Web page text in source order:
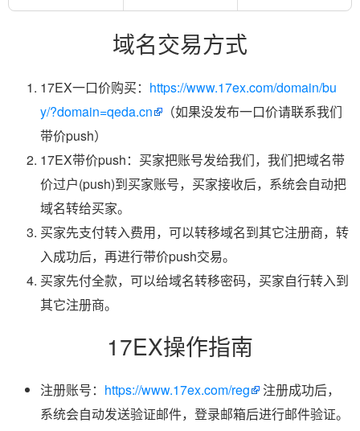
域名交易方式
17EX一口价购买： https://www.17ex.com/domain/bu
y/?domain=qeda.cn
（如果没发布一口价请联系我们
带价push）
17EX带价push：买家把账号发给我们，我们把域名带
价过户(push)到买家账号，买家接收后，系统会自动把
域名转给买家。
买家先支付转入费用，可以转移域名到其它注册商，转
入成功后，再进行带价push交易。
买家先付全款，可以给域名转移密码，买家自行转入到
其它注册商。
17EX操作指南
注册账号： https://www.17ex.com/reg
注册成功后，
系统会自动发送验证邮件，登录邮箱后进行邮件验证。